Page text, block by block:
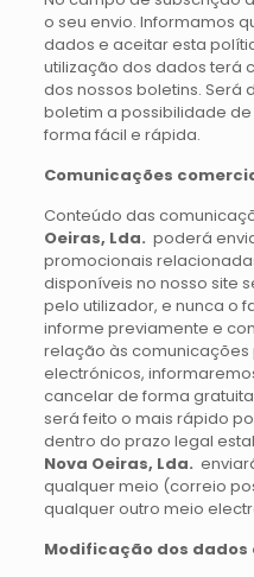
o seu envio. Informamos
dados e aceitar esta
utilização dos dados terá
dos nossos boletins. Será
boletim a possibilidade
forma fácil e rápida.
Comunicações
Conteúdo das
Oeiras, Lda. poderá
promocionais
disponíveis no nosso site
pelo utilizador, e nunca o
informe previamente e
relação às
electrónicos,
cancelar de forma
será feito o mais rápido
dentro do prazo legal
Nova Oeiras, Lda.
qualquer meio (correio
qualquer outro meio
Modificação dos